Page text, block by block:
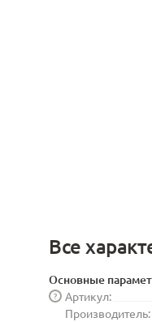
Все
Основные
Артикул:
?
Производитель: